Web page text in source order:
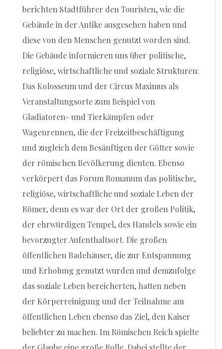
berichten Stadtführer den Touristen, wie die
Gebäude in der Antike ausgesehen haben und
diese von den Menschen genutzt worden sind.
Die Gebäude informieren uns über politische,
religiöse, wirtschaftliche und soziale Strukturen:
Das Kolosseum und der Circus Maximus als
Veranstaltungsorte zum Beispiel von
Gladiatoren- und Tierkämpfen oder
Wagenrennen, die der Freizeitbeschäftigung
und zugleich dem Besänftigen der Götter sowie
der römischen Bevölkerung dienten. Ebenso
verkörpert das Forum Romanum das politische,
religiöse, wirtschaftliche und soziale Leben der
Römer, denn es war der Ort der großen Politik,
der ehrwürdigen Tempel, des Handels sowie ein
bevorzugter Aufenthaltsort. Die großen
öffentlichen Badehäuser, die zur Entspannung
und Erholung genutzt wurden und demzufolge
das soziale Leben bereicherten, hatten neben
der Körperreinigung und der Teilnahme am
öffentlichen Leben ebenso das Ziel, den Kaiser
beliebter zu machen. Im Römischen Reich spielte